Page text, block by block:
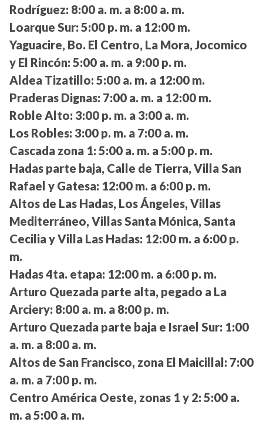
Rodríguez: 8:00 a. m. a 8:00 a. m.
Loarque Sur: 5:00 p. m. a 12:00 m.
Yaguacire, Bo. El Centro, La Mora, Jocomico
y El Rincón: 5:00 a. m. a 9:00 p. m.
Aldea Tizatillo: 5:00 a. m. a 12:00 m.
Praderas Dignas: 7:00 a. m. a 12:00 m.
Roble Alto: 3:00 p. m. a 3:00 a. m.
Los Robles: 3:00 p. m. a 7:00 a. m.
Cascada zona 1: 5:00 a. m. a 5:00 p. m.
Hadas parte baja, Calle de Tierra, Villa San
Rafael y Gatesa: 12:00 m. a 6:00 p. m.
Altos de Las Hadas, Los Ángeles, Villas
Mediterráneo, Villas Santa Mónica, Santa
Cecilia y Villa Las Hadas: 12:00 m. a 6:00 p.
m.
Hadas 4ta. etapa: 12:00 m. a 6:00 p. m.
Arturo Quezada parte alta, pegado a La
Arciery: 8:00 a. m. a 8:00 p. m.
Arturo Quezada parte baja e Israel Sur: 1:00
a. m. a 8:00 a. m.
Altos de San Francisco, zona El Maicillal: 7:00
a. m. a 7:00 p. m.
Centro América Oeste, zonas 1 y 2: 5:00 a.
m. a 5:00 a. m.